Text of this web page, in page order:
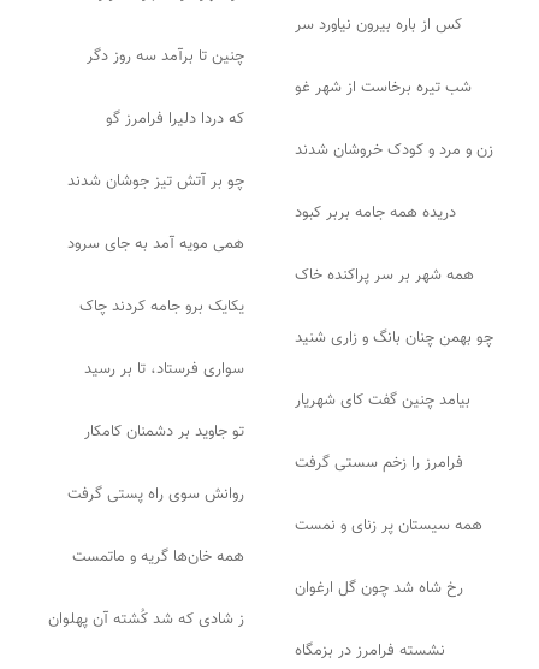
کس از باره بیرون نیاورد سر
چنین تا برآمد سه روز دگر
شب تیره برخاست از شهر غو
که دردا دلیرا فرامرز گو
زن و مرد و کودک خروشان شدند
چو بر آتش تیز جوشان شدند
دریده همه جامه بربر کبود
همی مویه آمد به جای سرود
همه شهر بر سر پراکنده خاک
یکایک برو جامه کردند چاک
چو بهمن چنان بانگ و زاری شنید
سواری فرستاد، تا بر رسید
بیامد چنین گفت کای شهریار
تو جاوید بر دشمنان کامکار
فرامرز را زخم سستی گرفت
روانش سوی راه پستی گرفت
همه سیستان پر زنای و نمست
همه خان‌ها گریه و ماتمست
رخ شاه شد چون گل ارغوان
ز شادی که شد کُشته آن پهلوان
نشسته فرامرز در بزمگاه